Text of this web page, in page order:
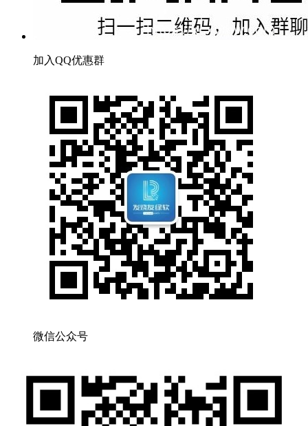
加入QQ优惠群
微信公众号